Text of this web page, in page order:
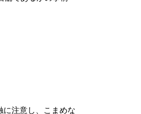
に注意し、こまめな